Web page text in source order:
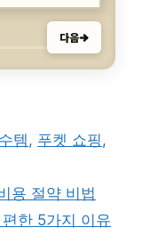
템 푸켓 쇼핑
용 절약 비법
한 5가지 이유
GeneratePress